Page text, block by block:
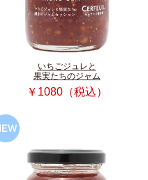
いちごジュレと
果実たちのジャム
￥1080（税込）